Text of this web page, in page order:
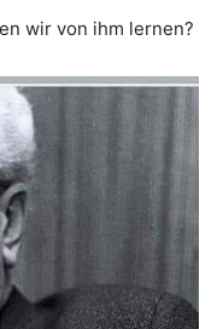
wir von ihm lernen?